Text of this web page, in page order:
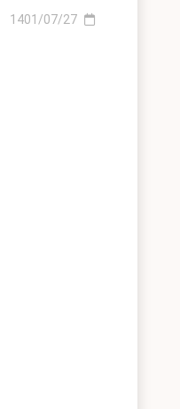
1401/07/27